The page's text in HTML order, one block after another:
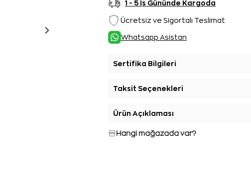
1 - 5 İş Gününde Kargoda
Ücretsiz ve Sigortalı Teslimat
Whatsapp Asistan
Sertifika Bilgileri
Taksit Seçenekleri
Ürün Açıklaması
Hangi mağazada var?